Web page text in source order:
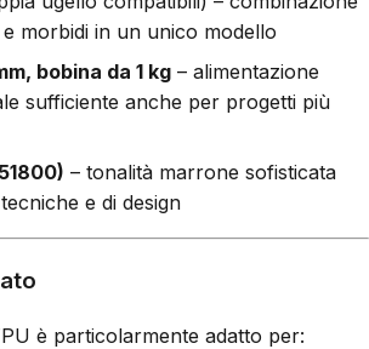
morbidi in un unico modello
bobina da 1 kg – alimentazione
sufficiente anche per progetti più
– tonalità marrone sofisticata
e di design
è particolarmente adatto per: